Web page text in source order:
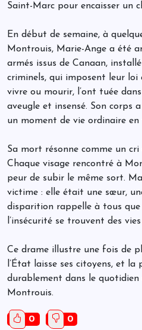
Saint-Marc pour encaisser un
En début de semaine, à
Montrouis, Marie-Ange a été
armés issus de Canaan,
criminels, qui imposent leur
vivre ou mourir, l’ont tuée
aveugle et insensé. Son corps
un moment de vie ordinaire en
Sa mort résonne comme un
Chaque visage rencontré à
peur de subir le même sort.
victime : elle était une sœur,
disparition rappelle à tous
l’insécurité se trouvent des
Ce drame illustre une fois de
l’État laisse ses citoyens, et la
durablement dans le
Montrouis.
0 0